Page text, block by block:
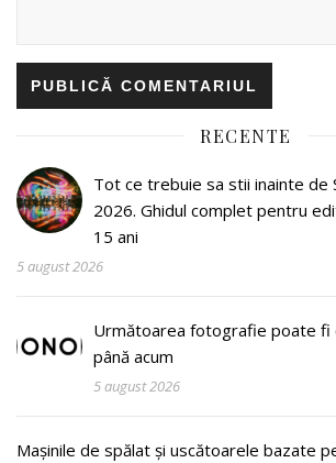
RECENTE
Tot ce trebuie sa stii inainte de
2026. Ghidul complet pentru
15 ani
5 august 2026
Următoarea fotografie poate fi
până acum
5 august 2026
Mașinile de spălat și uscătoarele bazate